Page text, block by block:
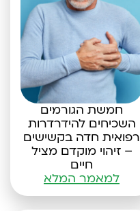
חמשת הגורמים
השכיחים להידרדרות
רפואית חדה בקשישים
– זיהוי מוקדם מציל
חיים
למאמר המלא